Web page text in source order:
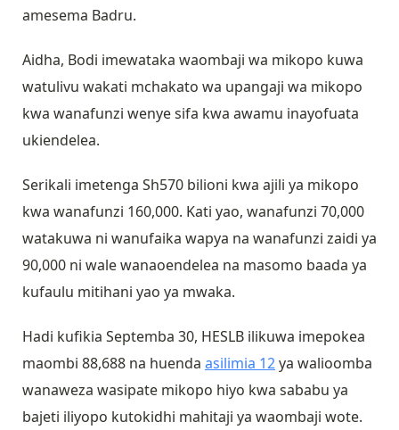
amesema Badru.
Aidha, Bodi imewataka waombaji wa mikopo kuwa
watulivu wakati mchakato wa upangaji wa mikopo
kwa wanafunzi wenye sifa kwa awamu inayofuata
ukiendelea.
Serikali imetenga Sh570 bilioni kwa ajili ya mikopo
kwa wanafunzi 160,000. Kati yao, wanafunzi 70,000
watakuwa ni wanufaika wapya na wanafunzi zaidi ya
90,000 ni wale wanaoendelea na masomo baada ya
kufaulu mitihani yao ya mwaka.
Hadi kufikia Septemba 30, HESLB ilikuwa imepokea
maombi 88,688 na huenda asilimia 12ya walioomba
wanaweza wasipate mikopo hiyo kwa sababu ya
bajeti iliyopo kutokidhi mahitaji ya waombaji wote.